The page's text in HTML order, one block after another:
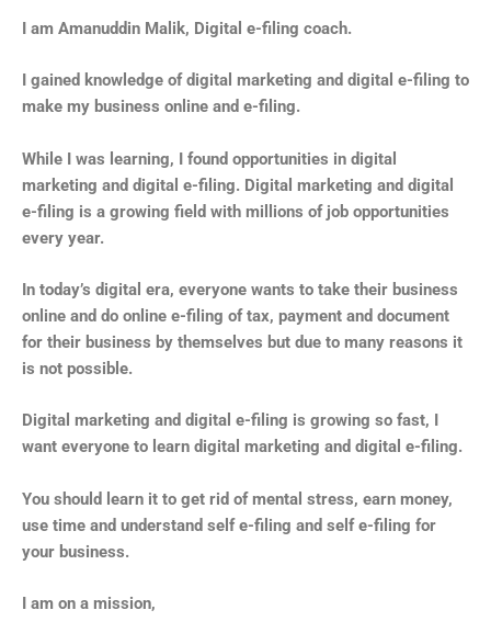
I am Amanuddin Malik, Digital e-filing coach.
I gained knowledge of digital marketing and digital e-filing to
make my business online and e-filing.
While I was learning, I found opportunities in digital
marketing and digital e-filing. Digital marketing and digital
e-filing is a growing field with millions of job opportunities
every year.
In today’s digital era, everyone wants to take their business
online and do online e-filing of tax, payment and document
for their business by themselves but due to many reasons it
is not possible.
Digital marketing and digital e-filing is growing so fast, I
want everyone to learn digital marketing and digital e-filing.
You should learn it to get rid of mental stress, earn money,
use time and understand self e-filing and self e-filing for
your business.
I am on a mission,